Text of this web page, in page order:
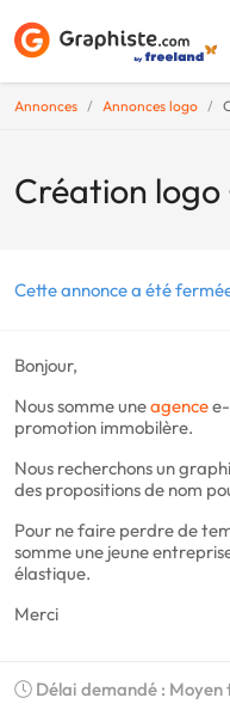
Annonces Annonces logo
Création logo
Cette annonce a été
Bonjour,
Nous somme uneagencee-
promotion immobilère.
Nous recherchons un
des propositions de nom
Pour ne faire perdre de
somme une jeune
élastique.
Merci
Délai demandé : Moyen